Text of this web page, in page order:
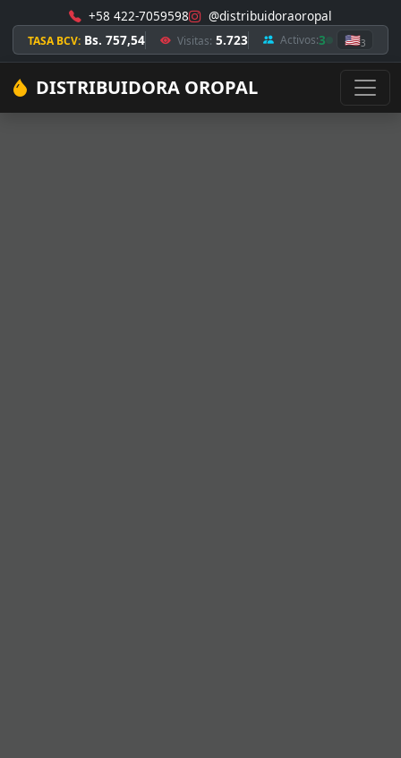
+58 422-7059598 @distribuidoraoropal
TASA BCV: Bs. 757,54 Visitas: 5.723 Activos:3 🇺🇸3
DISTRIBUIDORA OROPAL